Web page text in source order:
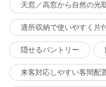
天窓／高窓から自然の光
適所収納で使いやすく片
隠せるパントリー
来客対応しやすい客間配